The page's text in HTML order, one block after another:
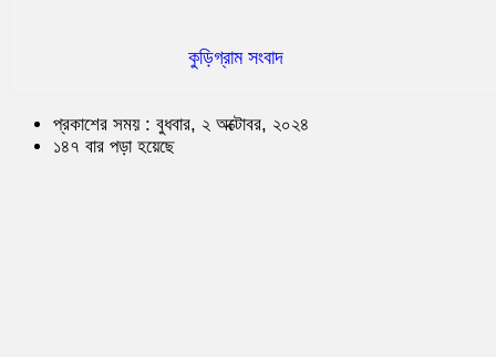
কুড়িগ্রাম সংবাদ
প্রকাশের সময় : বুধবার, ২ অক্টোবর, ২০২৪
১৪৭ বার পড়া হয়েছে